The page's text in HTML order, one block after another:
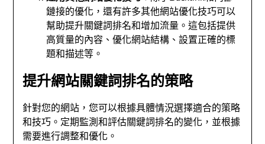
鏈接的優化，還有許多其他網站優化技巧可以
幫助提升關鍵詞排名和增加流量。這包括提供
高質量的內容、優化網站結構、設置正確的標
題和描述等。
提升網站關鍵詞排名的策略
針對您的網站，您可以根據具體情況選擇適合的策略
和技巧。定期監測和評估關鍵詞排名的變化，並根據
需要進行調整和優化。